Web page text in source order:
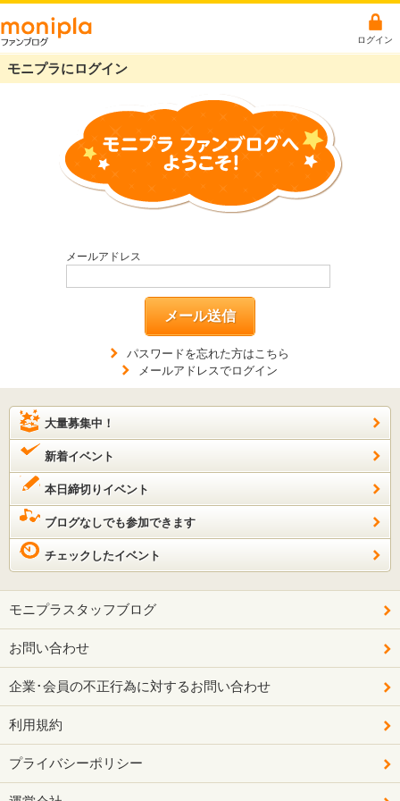
ログイン
モニプラにログイン
メールアドレス
メール送信
パスワードを忘れた方はこちら
メールアドレスでログイン
大量募集中！
新着イベント
本日締切りイベント
ブログなしでも参加できます
チェックしたイベント
モニプラスタッフブログ
お問い合わせ
企業･会員の不正行為に対するお問い合わせ
利用規約
プライバシーポリシー